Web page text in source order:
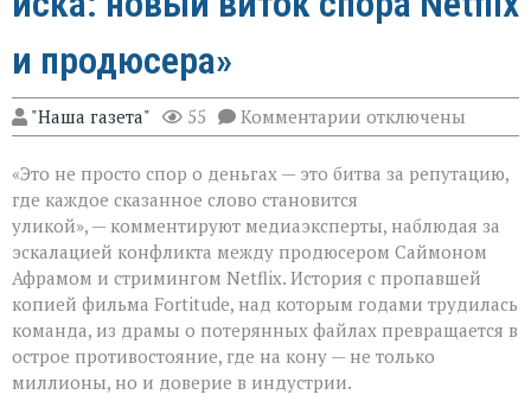
и продюсера»
"Наша газета" 55 Комментарии к
записи
слово
больнее
иска:
новый
виток
спора
Netflix
и
продюсера»
отключены
«Это не просто спор о деньгах — это битва за репутацию,
где каждое сказанное слово становится
уликой», — комментируют медиаэксперты, наблюдая за
эскалацией конфликта между продюсером Саймоном
Афрамом и стримингом Netflix. История с пропавшей
копией фильма Fortitude, над которым годами трудилась
команда, из драмы о потерянных файлах превращается в
острое противостояние, где на кону — не только
миллионы, но и доверие в индустрии.